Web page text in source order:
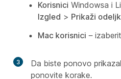
Korisnici Windowsa i
Izgled > Prikaži
Mac korisnici –
3
Da biste ponovo
ponovite korake.